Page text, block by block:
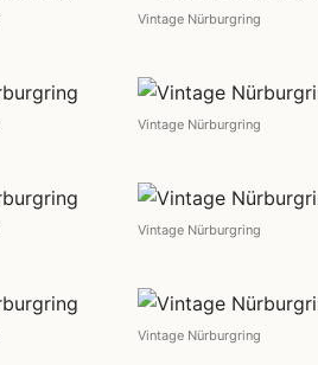
Vintage Nürburgring
Vintage Nürburgring
Vintage Nürburgring
Vintage Nürburgring